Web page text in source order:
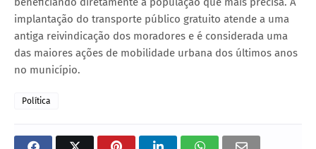
implantação do transporte público gratuito atende a uma
antiga reivindicação dos moradores e é considerada uma
das maiores ações de mobilidade urbana dos últimos anos
no município.
Política